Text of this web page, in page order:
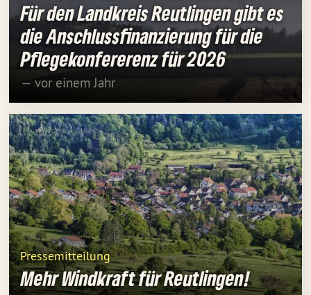
Für den Landkreis Reutlingen gibt es
die Anschlussfinanzierung für die
Pflegekonfererenz für 2026
— vor einem Jahr
Pressemitteilung
Mehr Windkraft für Reutlingen!